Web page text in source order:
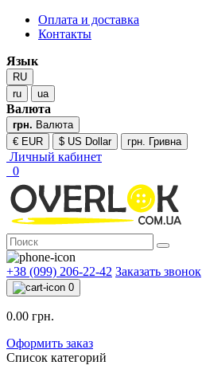
Оплата и доставка
Контакты
Язык
RU
ru
ua
Валюта
грн. Валюта
€ EUR
$ US Dollar грн. Гривна
Личный кабинет
0
+38 (099) 206-22-42 Заказать звонок
0
0.00 грн.
Оформить заказ
Список категорий